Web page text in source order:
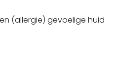
(allergie) gevoelige huid